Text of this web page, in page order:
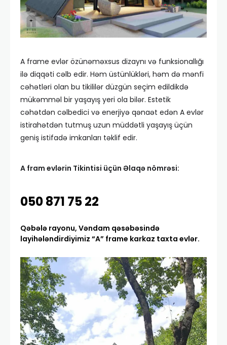
A frame evlər özünəməxsus dizaynı və funksionallığı
ilə diqqəti cəlb edir. Həm üstünlükləri, həm də mənfi
cəhətləri olan bu tikililər düzgün seçim edildikdə
mükəmməl bir yaşayış yeri ola bilər. Estetik
cəhətdən cəlbedici və enerjiyə qənaət edən A evlər
istirahətdən tutmuş uzun müddətli yaşayış üçün
geniş istifadə imkanları təklif edir.
A fram evlərin Tikintisi üçün Əlaqə nömrəsi:
050 871 75 22
Qəbələ rayonu, Vəndam qəsəbəsində
layihələndirdiyimiz “A” frame karkaz taxta evlər.